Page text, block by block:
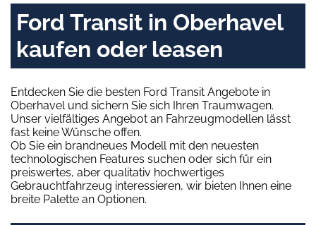
Ford Transit in Oberhavel
kaufen oder leasen
Entdecken Sie die besten Ford Transit Angebote in
Oberhavel und sichern Sie sich Ihren Traumwagen.
Unser vielfältiges Angebot an Fahrzeugmodellen lässt
fast keine Wünsche offen.
Ob Sie ein brandneues Modell mit den neuesten
technologischen Features suchen oder sich für ein
preiswertes, aber qualitativ hochwertiges
Gebrauchtfahrzeug interessieren, wir bieten Ihnen eine
breite Palette an Optionen.